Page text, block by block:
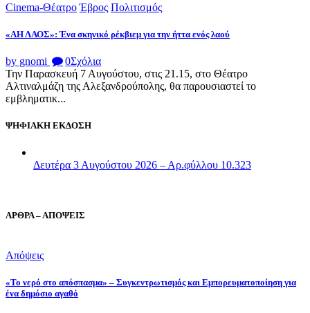
Cinema-Θέατρο Έβρος Πολιτισμός
«ΑΗ ΛΑΟΣ»: Ένα σκηνικό ρέκβιεμ για την ήττα ενός λαού
by gnomi 0Σχόλια
Την Παρασκευή 7 Αυγούστου, στις 21.15, στο Θέατρο
Αλτιναλμάζη της Αλεξανδρούπολης, θα παρουσιαστεί το
εμβληματικ...
ΨΗΦΙΑΚΗ ΕΚΔΟΣΗ
Δευτέρα 3 Αυγούστου 2026 – Αρ.φύλλου 10.323
ΑΡΘΡΑ – ΑΠΟΨΕΙΣ
Απόψεις
«Το νερό στο απόσπασμα» – Συγκεντρωτισμός και Εμπορευματοποίηση για
ένα δημόσιο αγαθό